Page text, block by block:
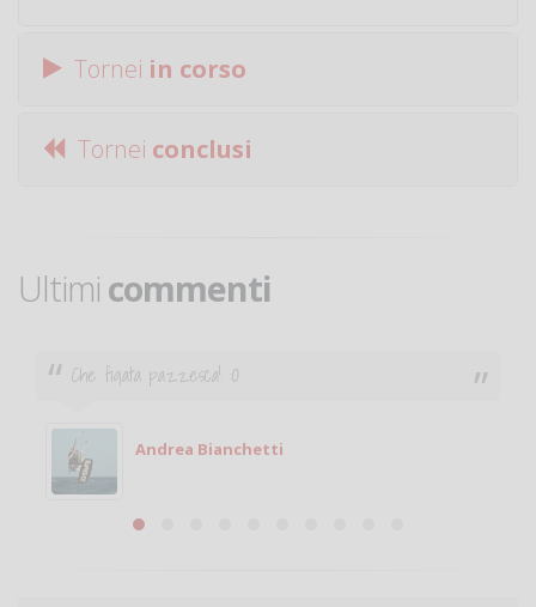
Tornei in corso
Tornei conclusi
Ultimi commenti
Ciao. Sono a Treviglio da poco e vorrei tornare a
giocare. Se sei in zona e puoi giocare fammi sapere.
Michele
Michele Miglionico